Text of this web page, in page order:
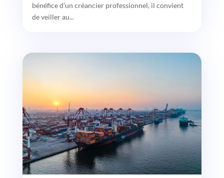
bénéfice d’un créancier professionnel, il convient
de veiller au...